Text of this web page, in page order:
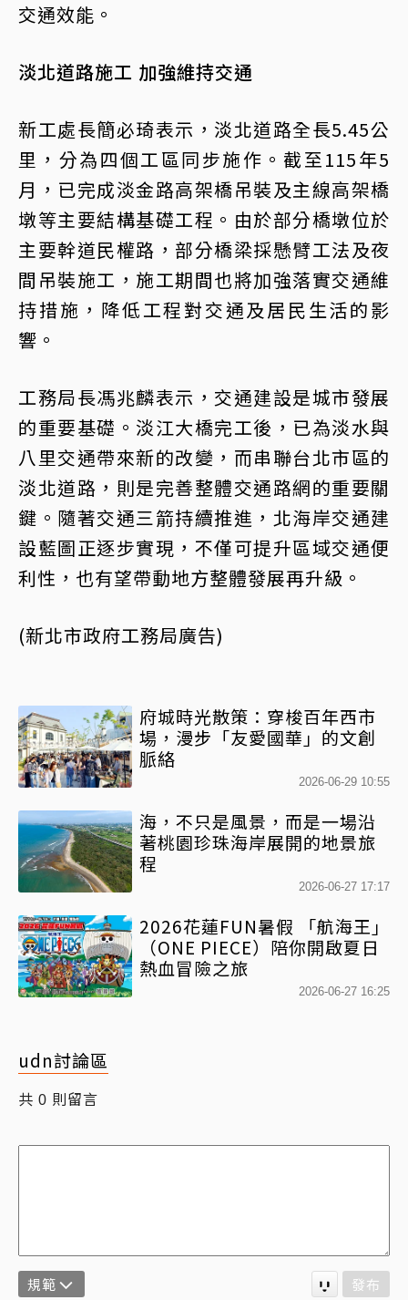
交通效能。
淡北道路施工 加強維持交通
新工處長簡必琦表示，淡北道路全長5.45公
里，分為四個工區同步施作。截至115年5
月，已完成淡金路高架橋吊裝及主線高架橋
墩等主要結構基礎工程。由於部分橋墩位於
主要幹道民權路，部分橋梁採懸臂工法及夜
間吊裝施工，施工期間也將加強落實交通維
持措施，降低工程對交通及居民生活的影
響。
工務局長馮兆麟表示，交通建設是城市發展
的重要基礎。淡江大橋完工後，已為淡水與
八里交通帶來新的改變，而串聯台北市區的
淡北道路，則是完善整體交通路網的重要關
鍵。隨著交通三箭持續推進，北海岸交通建
設藍圖正逐步實現，不僅可提升區域交通便
利性，也有望帶動地方整體發展再升級。
(新北市政府工務局廣告)
府城時光散策：穿梭百年西市
場，漫步「友愛國華」的文創
脈絡
2026-06-29 10:55
海，不只是風景，而是一場沿
著桃園珍珠海岸展開的地景旅
程
2026-06-27 17:17
2026花蓮FUN暑假 「航海王」
（ONE PIECE）陪你開啟夏日
熱血冒險之旅
2026-06-27 16:25
udn討論區
共 0 則留言
規範 發布